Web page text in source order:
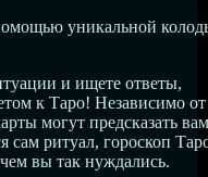
уникальной
и ищете ответы,
к Таро! Независимо от
могут предсказать вам
сам ритуал, гороскоп
вы так нуждались.